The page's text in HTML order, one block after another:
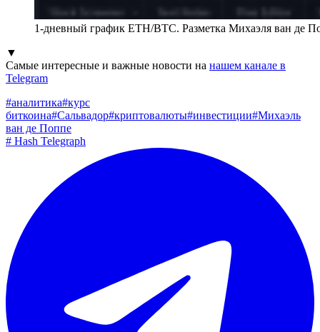
1-дневный график ETH/BTC. Разметка Михаэля ван де
▼
Самые интересные и важные новости на нашем канале в
Telegram
#аналитика#курс
биткоина#Сальвадор#криптовалюты#инвестиции#Михаэль
ван де Поппе
# Hash Telegraph